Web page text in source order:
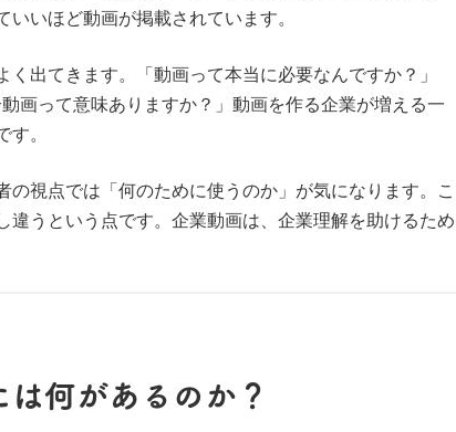
いほど動画が掲載されています。
出てきます。「動画って本当に必要なんですか？」
画って意味ありますか？」動画を作る企業が増える一
。
視点では「何のために使うのか」が気になります。こ
うという点です。企業動画は、企業理解を助けるため
何があるのか？